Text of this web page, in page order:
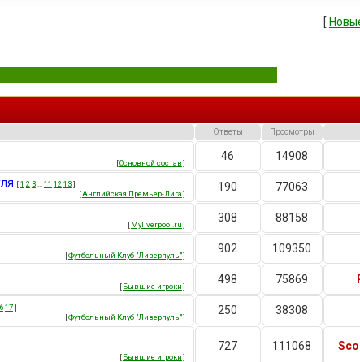
[
Ответы Просмотры
[Основной состав]
46 14908
[1 2 3… 11 12 13]
[Английская Премьер-Лига]
190 77063
[Myliverpool.ru]
308 88158
[Футбольный Клуб "Ливерпуль"]
902 109350
[Бывшие игроки]
498 75869
17]
[Футбольный Клуб "Ливерпуль"]
250 38308
[Бывшие игроки]
727 111068